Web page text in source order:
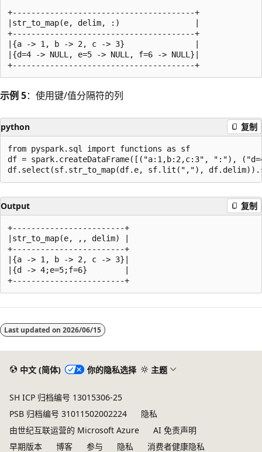
+---------------------------------------+
|str_to_map(e, delim, :)                |
+---------------------------------------+
|{a -> 1, b -> 2, c -> 3}               |
|{d=4 -> NULL, e=5 -> NULL, f=6 -> NULL}|
示例 5：使用键/值分隔符的列
python 复制
from pyspark.sql import functions as sf
df = spark.createDataFrame([("a:1,b:2,c:3", ":"),
Output 复制
+------------------------+
|str_to_map(e, ,, delim) |
+------------------------+
|{a -> 1, b -> 2, c -> 3}|
|{d -> 4;e=5;f=6}        |
模
式
Last updated on 2026/06/15
中文 (简体) 你的隐私选择 主题
SH ICP 归档编号 13015306-25
PSB 归档编号 31011502002224
隐私
由世纪互联运营的 Microsoft Azure
AI 免责声明
早期版本
博客 参与 隐私 消费者健康隐私